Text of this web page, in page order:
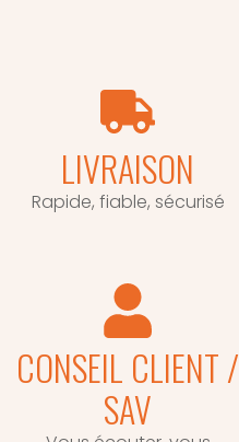
LIVRAISON
Rapide, fiable, sécurisé
CONSEIL CLIENT /
SAV